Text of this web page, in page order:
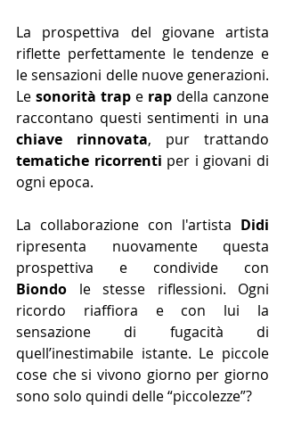
La prospettiva del giovane artista
riflette perfettamente le tendenze e
le sensazioni delle nuove generazioni.
Le sonorità trap e rap della canzone
chiave rinnovata
tematiche ricorrenti per i giovani di
ogni epoca.
La collaborazione con l'artista Didi
ripresenta nuovamente questa
Biondo le stesse riflessioni. Ogni
ricordo riaffiora e con lui la
sensazione di fugacità di
quell’inestimabile istante. Le piccole
cose che si vivono giorno per giorno
sono solo quindi delle “piccolezze”?